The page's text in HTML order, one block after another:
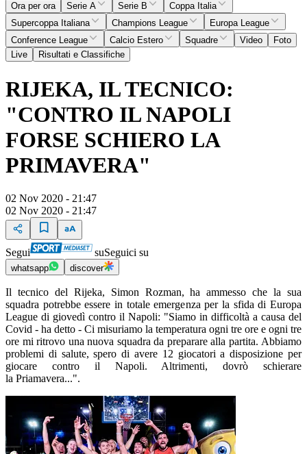
Ora per ora Serie A Serie B
Coppa Italia
Supercoppa Italiana
Champions League
Europa League
Conference League
Calcio Estero Squadre Video
Foto
Live
Risultati e Classifiche
RIJEKA, IL TECNICO:
"CONTRO IL NAPOLI
FORSE SCHIERO LA
PRIMAVERA"
02 Nov 2020 - 21:47
02 Nov 2020 - 21:47
Segui suSeguici su
whatsapp discover
Il tecnico del Rijeka, Simon Rozman, ha ammesso che la sua
squadra potrebbe essere in totale emergenza per la sfida di Europa
League di giovedì contro il Napoli: "Siamo in difficoltà a causa del
Covid - ha detto - Ci misuriamo la temperatura ogni tre ore e ogni tre
ore mi ritrovo una nuova squadra da preparare alla partita. Abbiamo
problemi di salute, spero di avere 12 giocatori a disposizione per
giocare contro il Napoli. Altrimenti, dovrò schierare
la Priamavera...".